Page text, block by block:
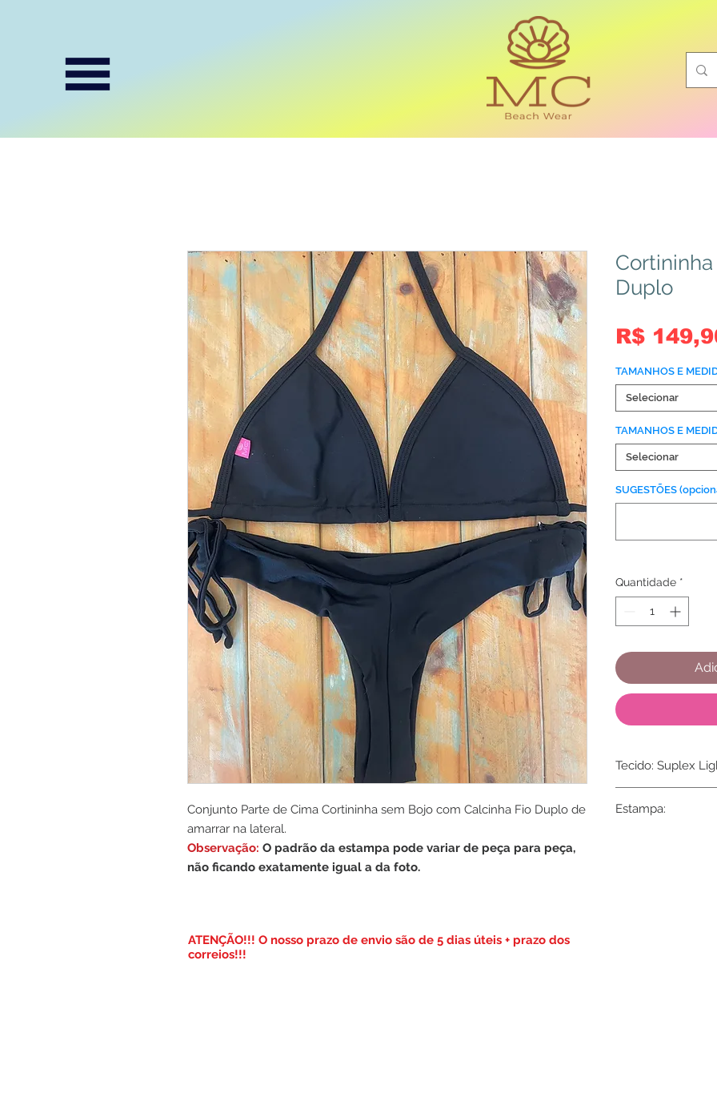
Conjunto Parte de Cima Cortininha sem Bojo com Calcinha Fio Duplo de
amarrar na lateral.
Observação: O padrão da estampa pode variar de peça para peça,
não ficando exatamente igual a da foto.
Duplo
R$
TAMANHOS E
Selecionar
TAMANHOS E
Selecionar
SUGESTÕES
Quantidade *
Tecido: Suplex
Estampa:
​ATENÇÃO!!! O nosso prazo de envio são de 5 dias úteis + prazo dos
correios!!!